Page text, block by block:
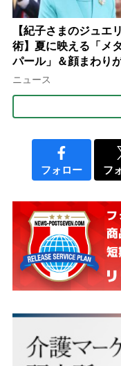
【紀子さまのジュエ
術】夏に映える「メ
パール」＆顔まわり
ぐ「揺れる一粒」の使
ニュース
フォロー フ